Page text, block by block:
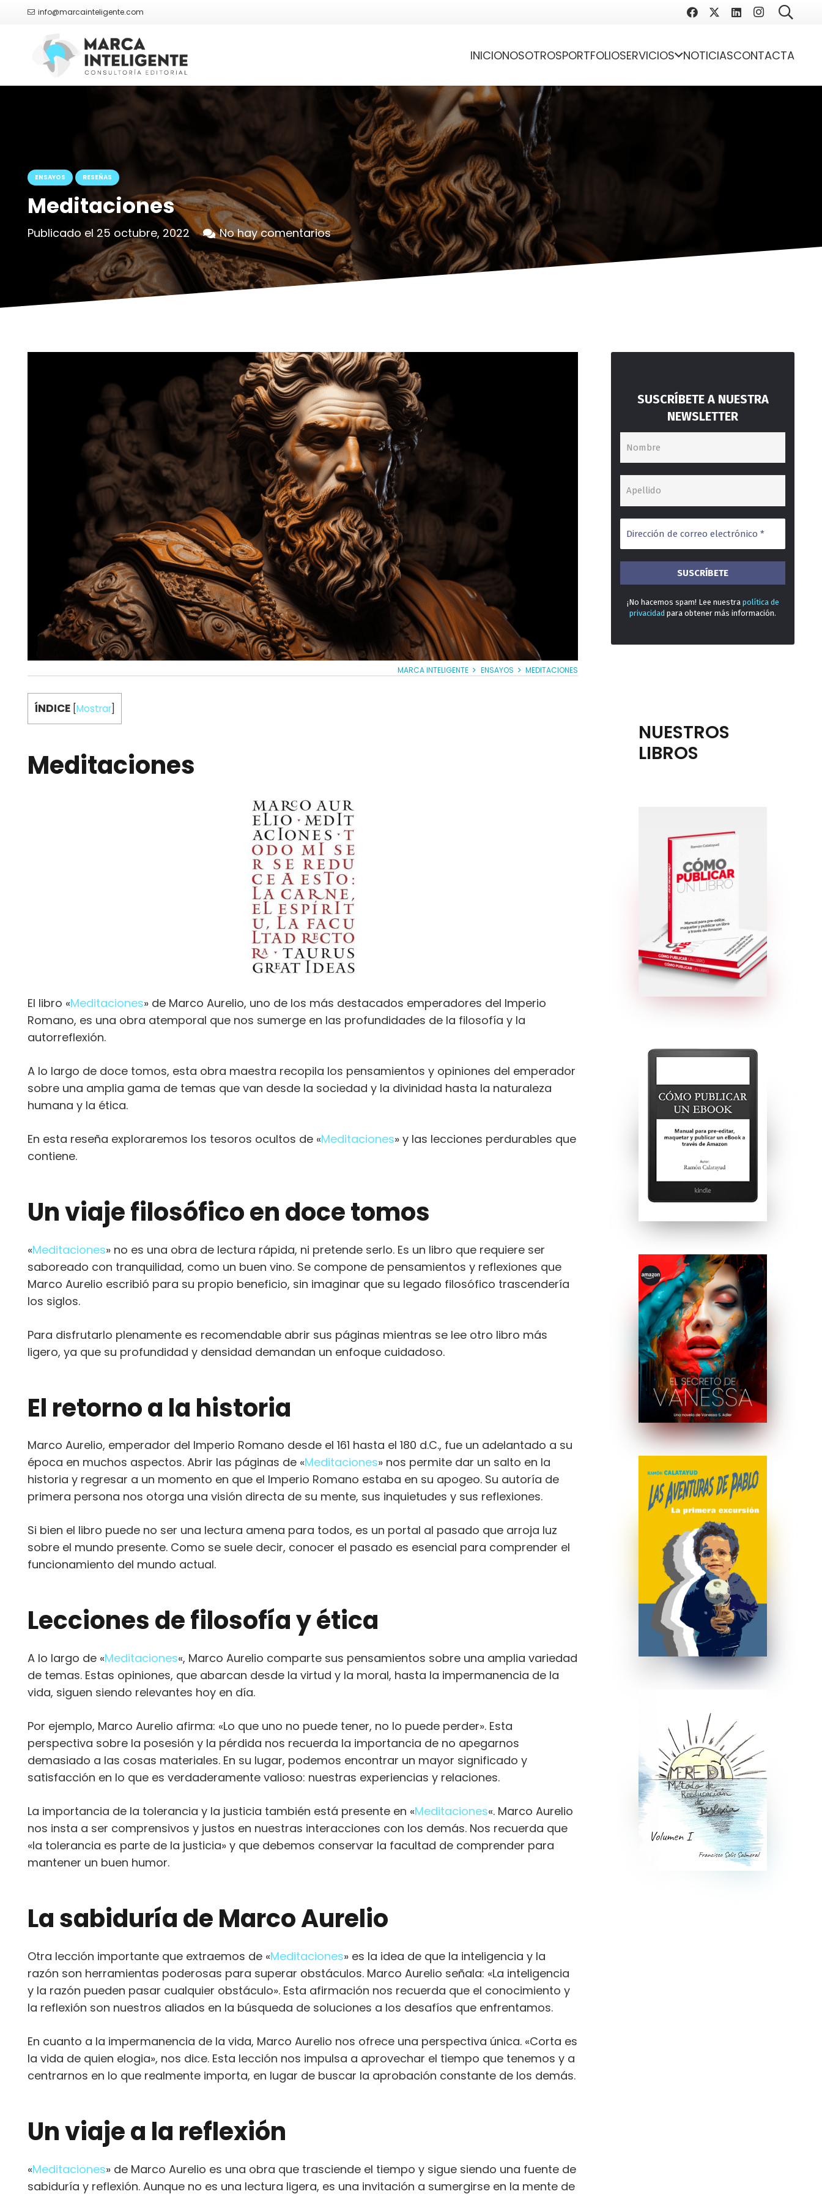
info@marcainteligente.com
INICIONOSOTROSPORTFOLIOSERVICIOS NOTICIASCONTACTA
ENSAYOS RESEÑAS
Meditaciones
Publicado el 25 octubre, 2022 No hay comentarios
MARCA INTELIGENTE ENSAYOS MEDITACIONES
ÍNDICE Mostrar
Meditaciones
El libro «Meditaciones» de Marco Aurelio, uno de los más destacados emperadores del Imperio
Romano, es una obra atemporal que nos sumerge en las profundidades de la filosofía y la
autorreflexión.
A lo largo de doce tomos, esta obra maestra recopila los pensamientos y opiniones del emperador
sobre una amplia gama de temas que van desde la sociedad y la divinidad hasta la naturaleza
humana y la ética.
En esta reseña exploraremos los tesoros ocultos de «Meditaciones» y las lecciones perdurables que
contiene.
Un viaje filosófico en doce tomos
«Meditaciones» no es una obra de lectura rápida, ni pretende serlo. Es un libro que requiere ser
saboreado con tranquilidad, como un buen vino. Se compone de pensamientos y reflexiones que
Marco Aurelio escribió para su propio beneficio, sin imaginar que su legado filosófico trascendería
los siglos.
Para disfrutarlo plenamente es recomendable abrir sus páginas mientras se lee otro libro más
ligero, ya que su profundidad y densidad demandan un enfoque cuidadoso.
El retorno a la historia
Marco Aurelio, emperador del Imperio Romano desde el 161 hasta el 180 d.C., fue un adelantado a su
época en muchos aspectos. Abrir las páginas de «Meditaciones» nos permite dar un salto en la
historia y regresar a un momento en que el Imperio Romano estaba en su apogeo. Su autoría de
primera persona nos otorga una visión directa de su mente, sus inquietudes y sus reflexiones.
Si bien el libro puede no ser una lectura amena para todos, es un portal al pasado que arroja luz
sobre el mundo presente. Como se suele decir, conocer el pasado es esencial para comprender el
funcionamiento del mundo actual.
Lecciones de filosofía y ética
A lo largo de «Meditaciones«, Marco Aurelio comparte sus pensamientos sobre una amplia variedad
de temas. Estas opiniones, que abarcan desde la virtud y la moral, hasta la impermanencia de la
vida, siguen siendo relevantes hoy en día.
Por ejemplo, Marco Aurelio afirma: «Lo que uno no puede tener, no lo puede perder». Esta
perspectiva sobre la posesión y la pérdida nos recuerda la importancia de no apegarnos
demasiado a las cosas materiales. En su lugar, podemos encontrar un mayor significado y
satisfacción en lo que es verdaderamente valioso: nuestras experiencias y relaciones.
La importancia de la tolerancia y la justicia también está presente en «Meditaciones«. Marco Aurelio
nos insta a ser comprensivos y justos en nuestras interacciones con los demás. Nos recuerda que
«la tolerancia es parte de la justicia» y que debemos conservar la facultad de comprender para
mantener un buen humor.
La sabiduría de Marco Aurelio
Otra lección importante que extraemos de «Meditaciones» es la idea de que la inteligencia y la
razón son herramientas poderosas para superar obstáculos. Marco Aurelio señala: «La inteligencia
y la razón pueden pasar cualquier obstáculo». Esta afirmación nos recuerda que el conocimiento y
la reflexión son nuestros aliados en la búsqueda de soluciones a los desafíos que enfrentamos.
En cuanto a la impermanencia de la vida, Marco Aurelio nos ofrece una perspectiva única. «Corta es
la vida de quien elogia», nos dice. Esta lección nos impulsa a aprovechar el tiempo que tenemos y a
centrarnos en lo que realmente importa, en lugar de buscar la aprobación constante de los demás.
Un viaje a la reflexión
«Meditaciones» de Marco Aurelio es una obra que trasciende el tiempo y sigue siendo una fuente de
sabiduría y reflexión. Aunque no es una lectura ligera, es una invitación a sumergirse en la mente de
SUSCRÍBETE A NUESTRA
NEWSLETTER
¡No hacemos spam! Lee nuestra política de
privacidad para obtener más información.
NUESTROS
LIBROS